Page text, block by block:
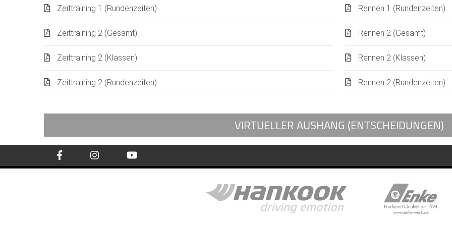
Zeittraining 1 (Rundenzeiten)
Zeittraining 2 (Gesamt)
Zeittraining 2 (Klassen)
Zeittraining 2 (Rundenzeiten)
Rennen 1 (Rundenzeiten)
Rennen 2 (Gesamt)
Rennen 2 (Klassen)
Rennen 2 (Rundenzeiten)
VIRTUELLER AUSHANG (ENTSCHEIDUNGEN)